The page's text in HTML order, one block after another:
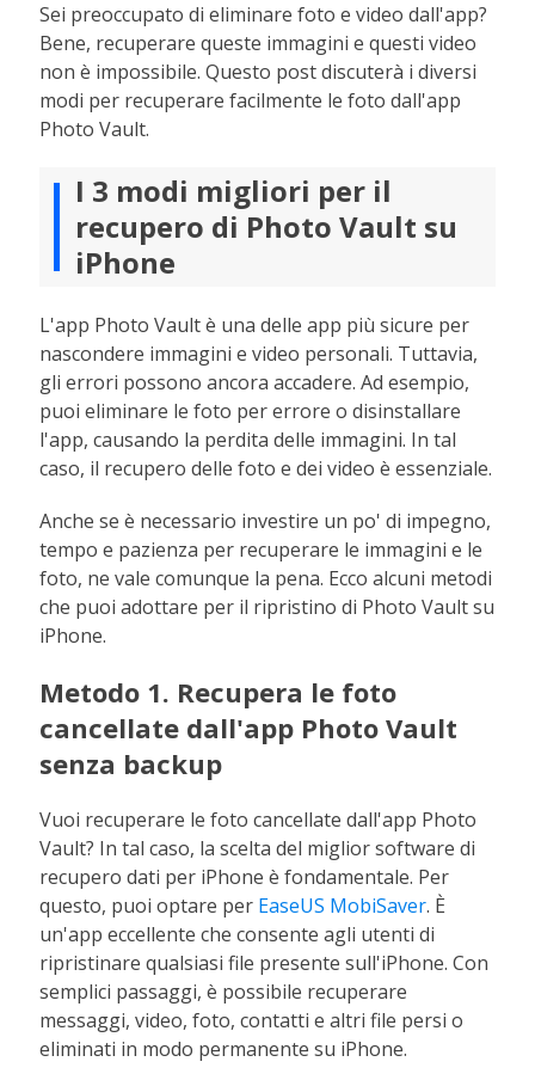
Sei preoccupato di eliminare foto e video dall'app?
Bene, recuperare queste immagini e questi video
non è impossibile. Questo post discuterà i diversi
modi per recuperare facilmente le foto dall'app
Photo Vault.
I 3 modi migliori per il
recupero di Photo Vault su
iPhone
L'app Photo Vault è una delle app più sicure per
nascondere immagini e video personali. Tuttavia,
gli errori possono ancora accadere. Ad esempio,
puoi eliminare le foto per errore o disinstallare
l'app, causando la perdita delle immagini. In tal
caso, il recupero delle foto e dei video è essenziale.
Anche se è necessario investire un po' di impegno,
tempo e pazienza per recuperare le immagini e le
foto, ne vale comunque la pena. Ecco alcuni metodi
che puoi adottare per il ripristino di Photo Vault su
iPhone.
Metodo 1. Recupera le foto
cancellate dall'app Photo Vault
senza backup
Vuoi recuperare le foto cancellate dall'app Photo
Vault? In tal caso, la scelta del miglior software di
recupero dati per iPhone è fondamentale. Per
questo, puoi optare per EaseUS MobiSaver. È
un'app eccellente che consente agli utenti di
ripristinare qualsiasi file presente sull'iPhone. Con
semplici passaggi, è possibile recuperare
messaggi, video, foto, contatti e altri file persi o
eliminati in modo permanente su iPhone.